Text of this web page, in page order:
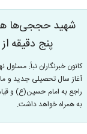
شهید حججی‌ها
پنج دقیقه
کانون خبرنگاران نبأ: مسئول
آغاز سال تحصیلی جدید و
راجع به امام حسین(ع) و
به همراه خواهد داشت.